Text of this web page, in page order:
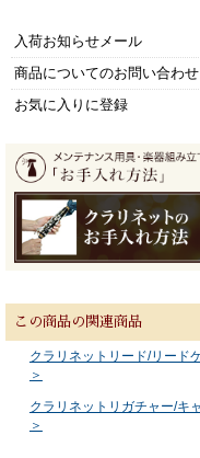
入荷お知らせメール
商品についてのお問い合わせ
お気に入りに登録
この商品の関連商品
クラリネットリード/リード
＞
クラリネットリガチャー/キ
＞